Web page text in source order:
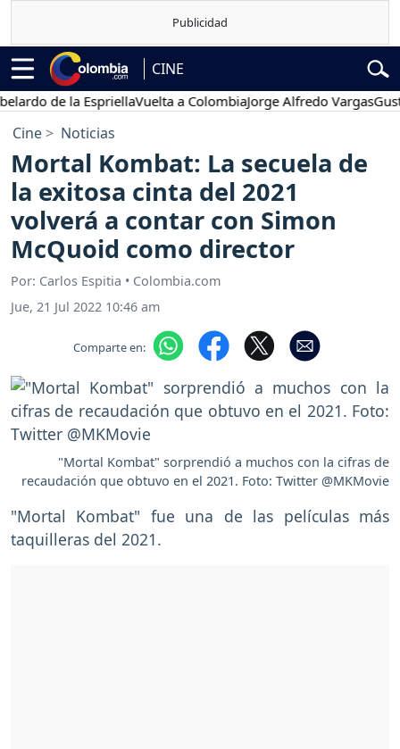
CINE
de la EspriellaVuelta a ColombiaJorge Alfredo VargasGustavo
Cine Noticias
Mortal Kombat: La secuela de
la exitosa cinta del 2021
volverá a contar con Simon
McQuoid como director
Por: Carlos Espitia • Colombia.com
Jue, 21 Jul 2022 10:46 am
Comparte en:
"Mortal Kombat" sorprendió a muchos con la cifras de
recaudación que obtuvo en el 2021. Foto: Twitter @MKMovie
"Mortal Kombat" fue una de las películas más
taquilleras del 2021.